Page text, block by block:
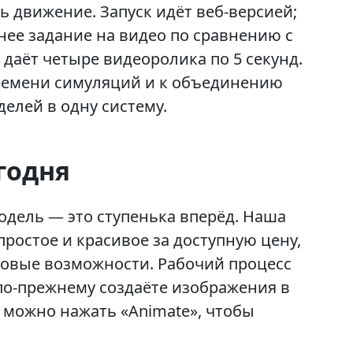
движение. Запуск идёт веб‑версией;
задание на видео по сравнению с
четыре видеоролика по 5 секунд.
симуляций и к объединению
в одну систему.
— это ступенька вперёд. Наша
и красивое за доступную цену,
возможности. Рабочий процесс
прежнему создаёте изображения в
нажать «Animate», чтобы